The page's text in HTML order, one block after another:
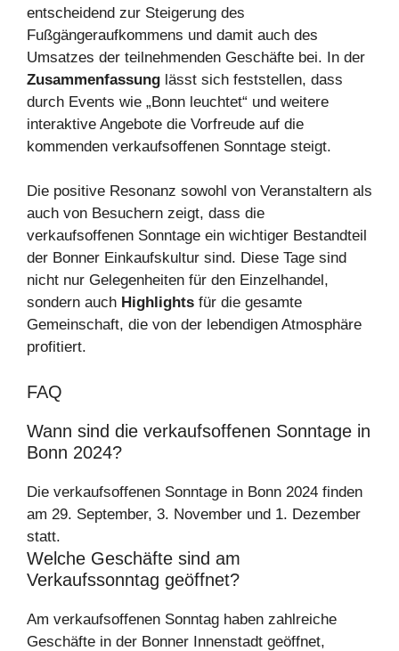
entscheidend zur Steigerung des
Fußgängeraufkommens und damit auch des
Umsatzes der teilnehmenden Geschäfte bei. In der
Zusammenfassung lässt sich feststellen, dass
durch Events wie „Bonn leuchtet“ und weitere
interaktive Angebote die Vorfreude auf die
kommenden verkaufsoffenen Sonntage steigt.
Die positive Resonanz sowohl von Veranstaltern als
auch von Besuchern zeigt, dass die
verkaufsoffenen Sonntage ein wichtiger Bestandteil
der Bonner Einkaufskultur sind. Diese Tage sind
nicht nur Gelegenheiten für den Einzelhandel,
sondern auch Highlights für die gesamte
Gemeinschaft, die von der lebendigen Atmosphäre
profitiert.
FAQ
Wann sind die verkaufsoffenen Sonntage in
Bonn 2024?
Die verkaufsoffenen Sonntage in Bonn 2024 finden
am 29. September, 3. November und 1. Dezember
statt.
Welche Geschäfte sind am
Verkaufssonntag geöffnet?
Am verkaufsoffenen Sonntag haben zahlreiche
Geschäfte in der Bonner Innenstadt geöffnet,